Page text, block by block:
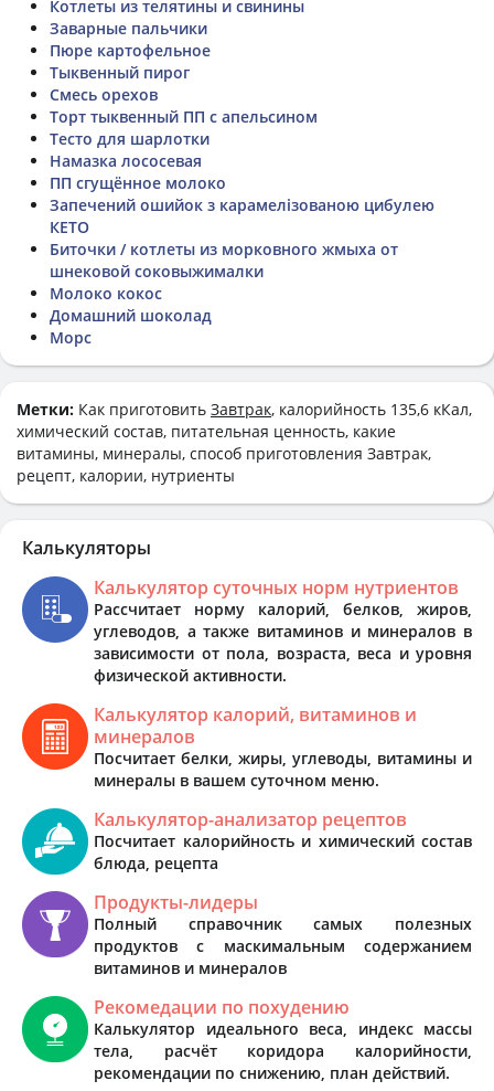
Котлеты из телятины и свинины
Заварные пальчики
Пюре картофельное
Тыквенный пирог
Смесь орехов
Торт тыквенный ПП с апельсином
Тесто для шарлотки
Намазка лососевая
ПП сгущённое молоко
Запечений ошийок з карамелізованою цибулею
КЕТО
Биточки / котлеты из морковного жмыха от
шнековой соковыжималки
Молоко кокос
Домашний шоколад
Морс
Метки: Как приготовить Завтрак, калорийность 135,6 кКал,
химический состав, питательная ценность, какие
витамины, минералы, способ приготовления Завтрак,
рецепт, калории, нутриенты
Калькуляторы
Калькулятор суточных норм нутриентов
Рассчитает норму калорий, белков, жиров,
углеводов, а также витаминов и минералов в
зависимости от пола, возраста, веса и уровня
физической активности.
Калькулятор калорий, витаминов и
минералов
Посчитает белки, жиры, углеводы, витамины и
минералы в вашем суточном меню.
Калькулятор-анализатор рецептов
Посчитает калорийность и химический состав
блюда, рецепта
Продукты-лидеры
Полный справочник самых полезных
продуктов с маскимальным содержанием
витаминов и минералов
Рекомедации по похудению
Калькулятор идеального веса, индекс массы
тела, расчёт коридора калорийности,
рекомендации по снижению, план действий.